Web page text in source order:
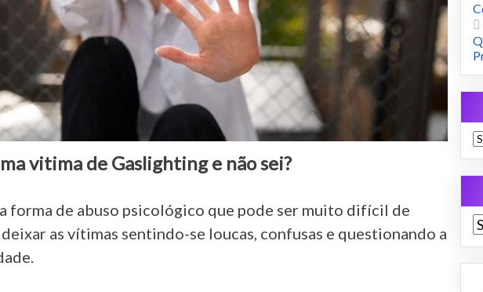
vitima de Gaslighting e não sei?
forma de abuso psicológico que pode ser muito difícil de
as vítimas sentindo-se loucas, confusas e questionando a